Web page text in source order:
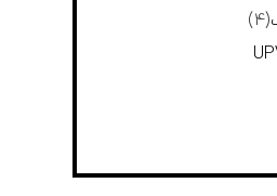
(4)